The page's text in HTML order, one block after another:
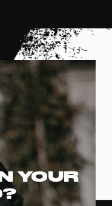
YOUR